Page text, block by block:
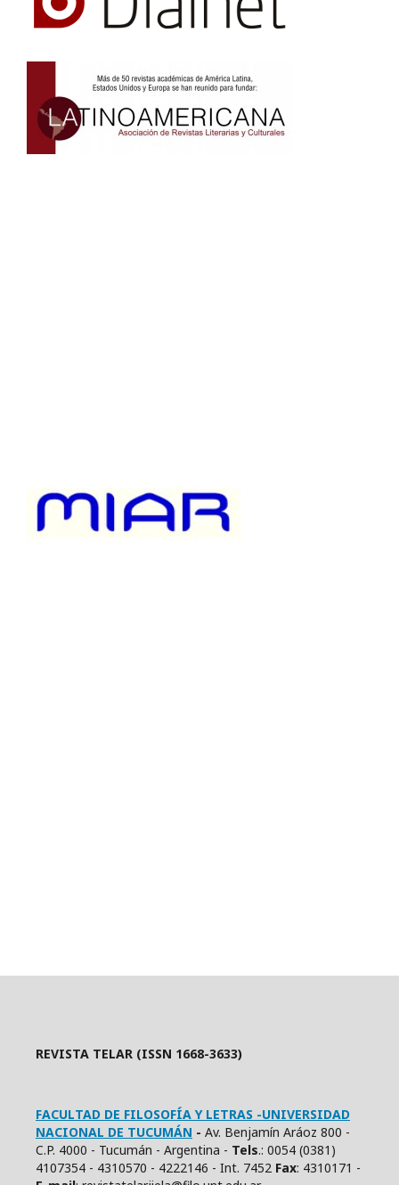
REVISTA TELAR (ISSN 1668-3633)
FACULTAD DE FILOSOFÍA Y LETRAS -UNIVERSIDAD
NACIONAL DE TUCUMÁN - Av. Benjamín Aráoz 800 -
C.P. 4000 - Tucumán - Argentina - Tels.: 0054 (0381)
4107354 - 4310570 - 4222146 - Int. 7452 Fax: 4310171 -